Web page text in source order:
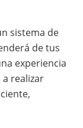
sistema de
de tus
experiencia
a realizar